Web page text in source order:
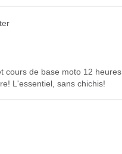
cours de base moto 12 heures
L'essentiel, sans chichis!